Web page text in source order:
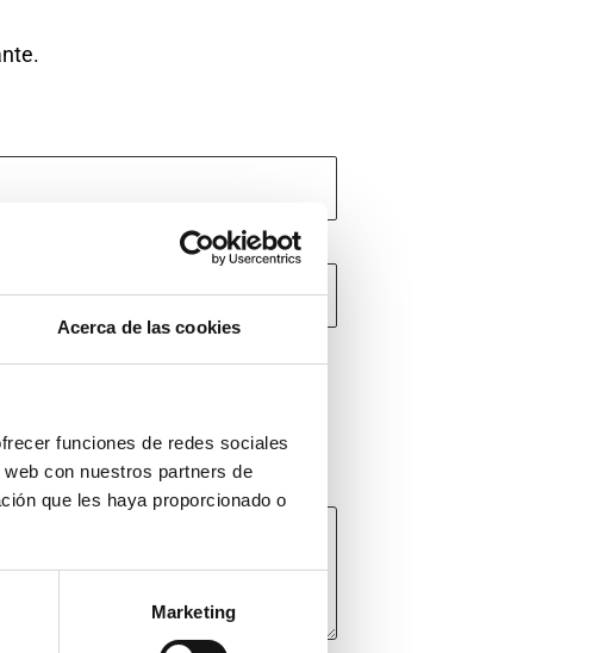
Acerca de las cookies
funciones de redes sociales
con nuestros partners de
que les haya proporcionado o
Marketing